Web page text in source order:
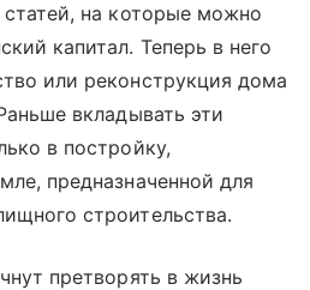
на которые можно
капитал. Теперь в него
или реконструкция дома
вкладывать эти
в постройку,
предназначенной для
строительства.
претворять в жизнь